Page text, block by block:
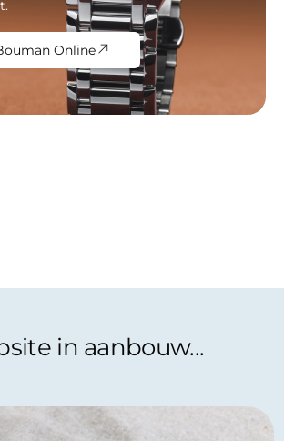
Online
in aanbouw...